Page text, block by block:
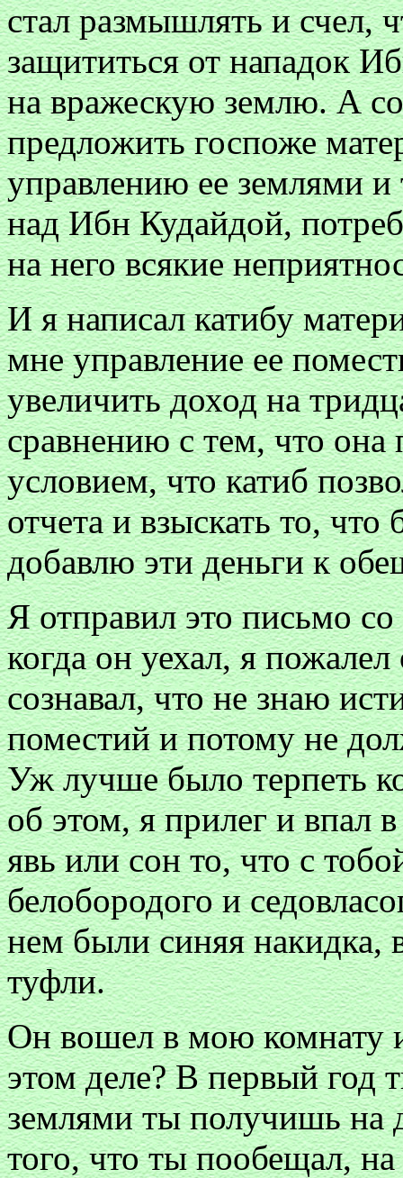
стал размышлять и счел,
защититься от нападок
на вражескую землю. А
предложить госпоже
управлению ее землями и
над Ибн Кудайдой,
на него всякие
И я написал катибу
мне управление ее
увеличить доход на
сравнению с тем, что
условием, что катиб
отчета и взыскать то,
добавлю эти деньги к
Я отправил это письмо
когда он уехал, я
сознавал, что не знаю
поместий и потому не
Уж лучше было терпеть
об этом, я прилег и впал
явь или сон то, что с
белобородого и
нем были синяя накидка,
туфли.
Он вошел в мою комнату и
этом деле? В первый год
землями ты получишь на
того, что ты пообещал,